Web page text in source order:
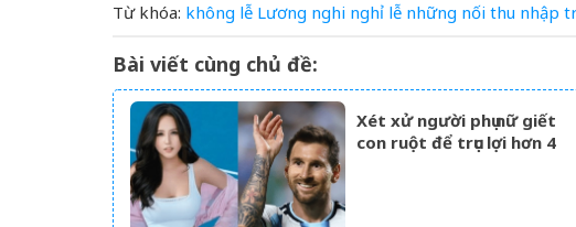
Từ khóa: không lễ Lương nghi nghỉ lễ những nối thu nhập
Bài viết cùng chủ đề:
Xét xử người phụ nữ giết
con ruột để trục lợi hơn 4